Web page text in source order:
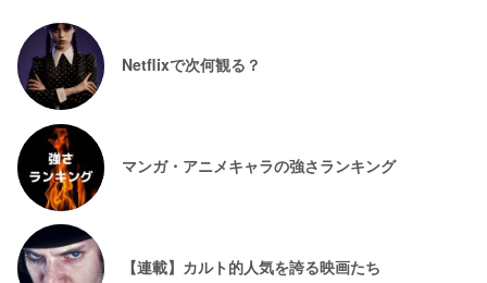
Netflixで次何観る？
マンガ・アニメキャラの強さランキング
【連載】カルト的人気を誇る映画たち